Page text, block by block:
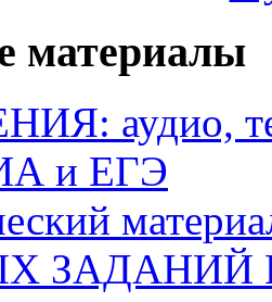
материалы
аудио,
и ЕГЭ
ЗАДАНИЙ